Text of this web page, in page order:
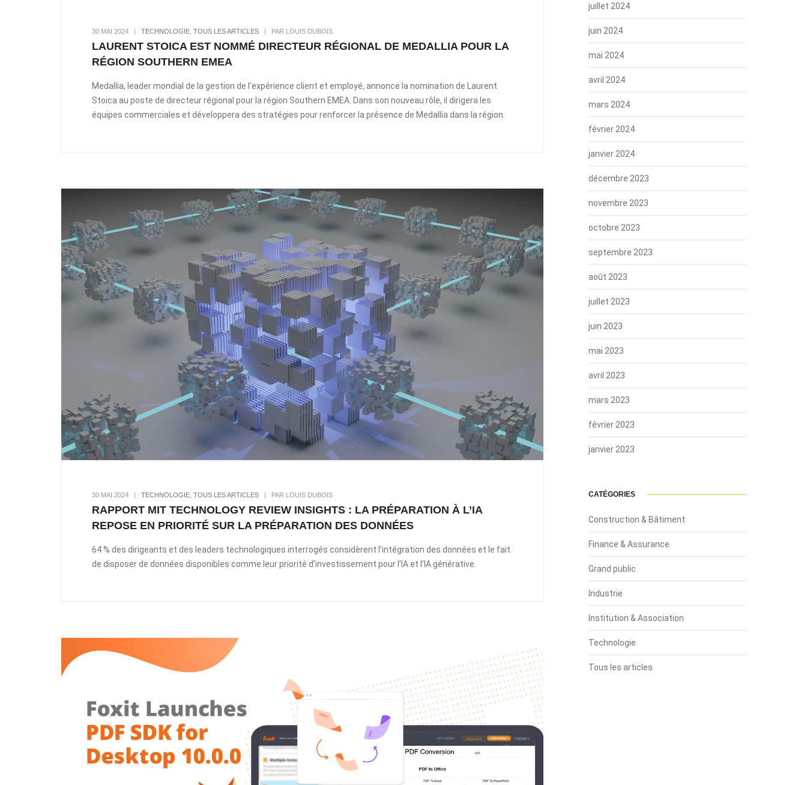
30 MAI 2024 TECHNOLOGIE, TOUS LES ARTICLES PAR LOUIS DUBOIS
LAURENT STOICA EST NOMMÉ DIRECTEUR RÉGIONAL DE MEDALLIA POUR LA
RÉGION SOUTHERN EMEA
Medallia, leader mondial de la gestion de l’expérience client et employé, annonce la nomination de Laurent
Stoica au poste de directeur régional pour la région Southern EMEA. Dans son nouveau rôle, il dirigera les
équipes commerciales et développera des stratégies pour renforcer la présence de Medallia dans la région.
30 MAI 2024 | TECHNOLOGIE TOUS LES ARTICLES | PAR LOUIS DUBOIS
RAPPORT MIT TECHNOLOGY REVIEW INSIGHTS : LA PRÉPARATION À L’IA
REPOSE EN PRIORITÉ SUR LA PRÉPARATION DES DONNÉES
64 % des dirigeants et des leaders technologiques interrogés considèrent l’intégration des données et le fait
de disposer de données disponibles comme leur priorité d’investissement pour l’IA et l’IA générative.
juillet 2024
juin 2024
mai 2024
avril 2024
mars 2024
février 2024
janvier 2024
décembre 2023
novembre 2023
octobre 2023
septembre 2023
août 2023
juillet 2023
juin 2023
mai 2023
avril 2023
mars 2023
février 2023
janvier 2023
CATÉGORIES
Construction & Bâtiment
Finance & Assurance
Grand public
Industrie
Institution & Association
Technologie
Tous les articles